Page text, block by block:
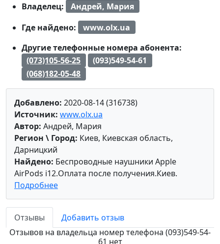
Владелец:
Андрей, Мария
Где найдено:
www.olx.ua
Другие телефонные номера абонента:
(073)105-56-25
(093)549-54-61
(068)182-05-48
Добавлено: 2020-08-14 (316738)
Источник: www.olx.ua
Автор: Андрей, Мария
Регион \ Город: Киев, Киевская область,
Дарницкий
Найдено: Беспроводные наушники Apple
AirPods i12.Оплата после получения.Киев.
Подробнее
Отзывы
Добавить отзыв
Отзывов на владельца номер телефона (093)549-54-
61 нет